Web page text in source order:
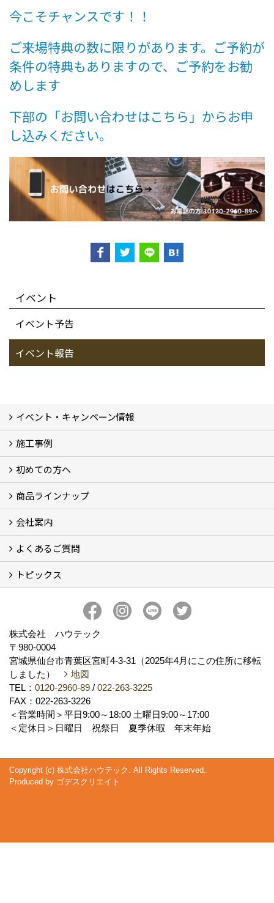
今こそチャンスです！！
ご来場特典の数に限りがあります。ご予約が
条件の特典もありますので、ご予約をお勧
めします
下部の「お問い合わせはこちら」からお申
し込みください。
イベント
イベント予告
イベント報告
イベント・キャンペーン情報
イベント予告
イベント報告
キャンペーン
こどもみらい住宅支援事業
施工事例
フォトギャラリー
現場レポート
完工事例
お客様の声
初めての方へ
コンセプト
ハウテックが選ばれる訳
リフォームの流れ
ショールームについてのご案内
商品ラインナップ
キッチン (5)
バスルーム (4)
ランドリールーム（洗面所）
レストルーム（トイレ） (2)
FRS工法 (2)
会社案内
会社概要
アクセス
スタッフ紹介
スタッフブログ
プライバシーポリシー
よくあるご質問
お住いのリフォーム（水廻り） (10)
お住いのリフォーム（水廻り以外） (2)
その他 (6)
トピックス
ハウテックのかわら版【ハウテックNEWS】
私の推し！心底好きな住設機器
おうち時間のお悩みをリフォームで解決！
株式会社 ハウテック
〒980-0004
宮城県仙台市青葉区宮町4-3-31（2025年4月にこの住所に移転
しました）
地図
TEL： 0120-2960-89 / 022-263-3225
FAX：022-263-3226
＜営業時間＞平日9:00～18:00 土曜日9:00～17:00
＜定休日＞日曜日 祝祭日 夏季休暇 年末年始
Copyright (c) 株式会社ハウテック. All Rights Reserved.
Produced by ゴデスクリエイト